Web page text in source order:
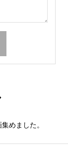
めました。